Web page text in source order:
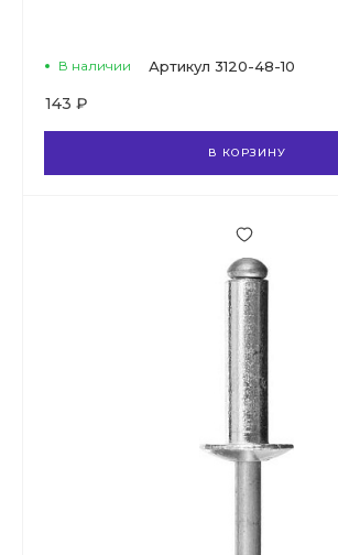
В наличии Артикул 3120-48-10
143 ₽
В КОРЗИНУ